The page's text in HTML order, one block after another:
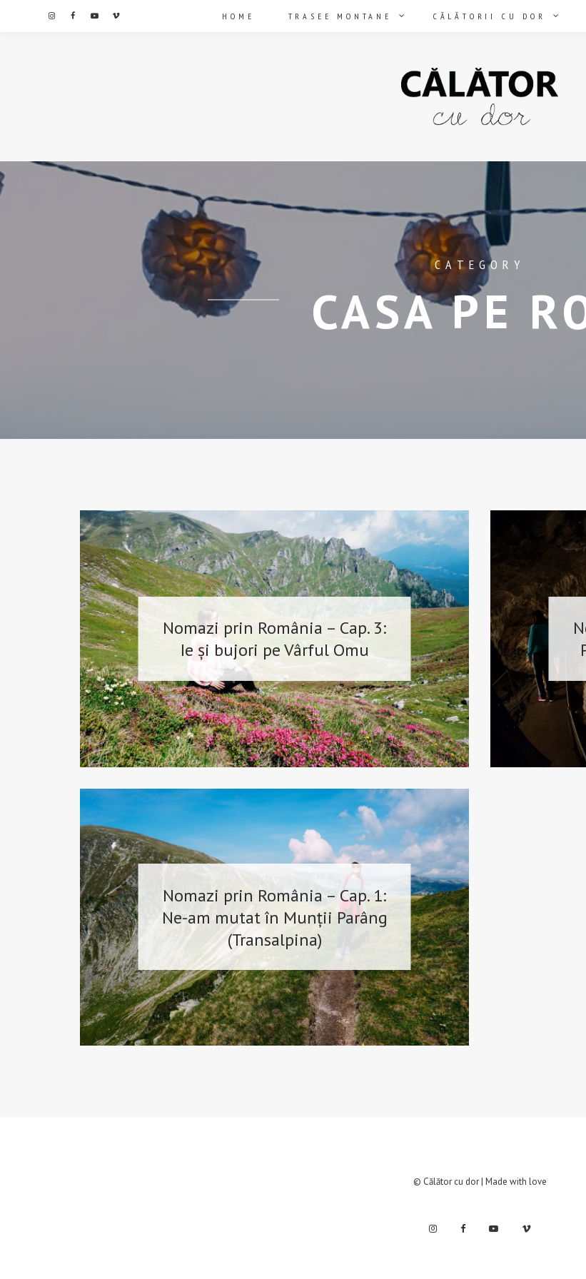
HOME TRASEE MONTANE CĂLĂTORII CU DOR
CATEGORY
CASA PE
Nomazi prin România – Cap. 3:
Ie și bujori pe Vârful Omu
Nomazi prin România – Cap. 1:
Ne-am mutat în Munții Parâng
(Transalpina)
© Călător cu dor | Made with love